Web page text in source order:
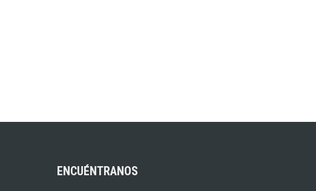
ENCUÉNTRANOS